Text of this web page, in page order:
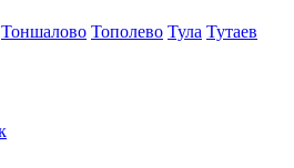
Тоншалово Тополево Тула Тутаев